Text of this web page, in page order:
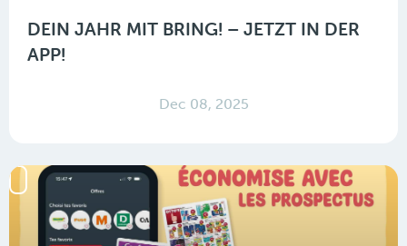
DEIN JAHR MIT BRING! – JETZT IN DER
APP!
Dec 08, 2025